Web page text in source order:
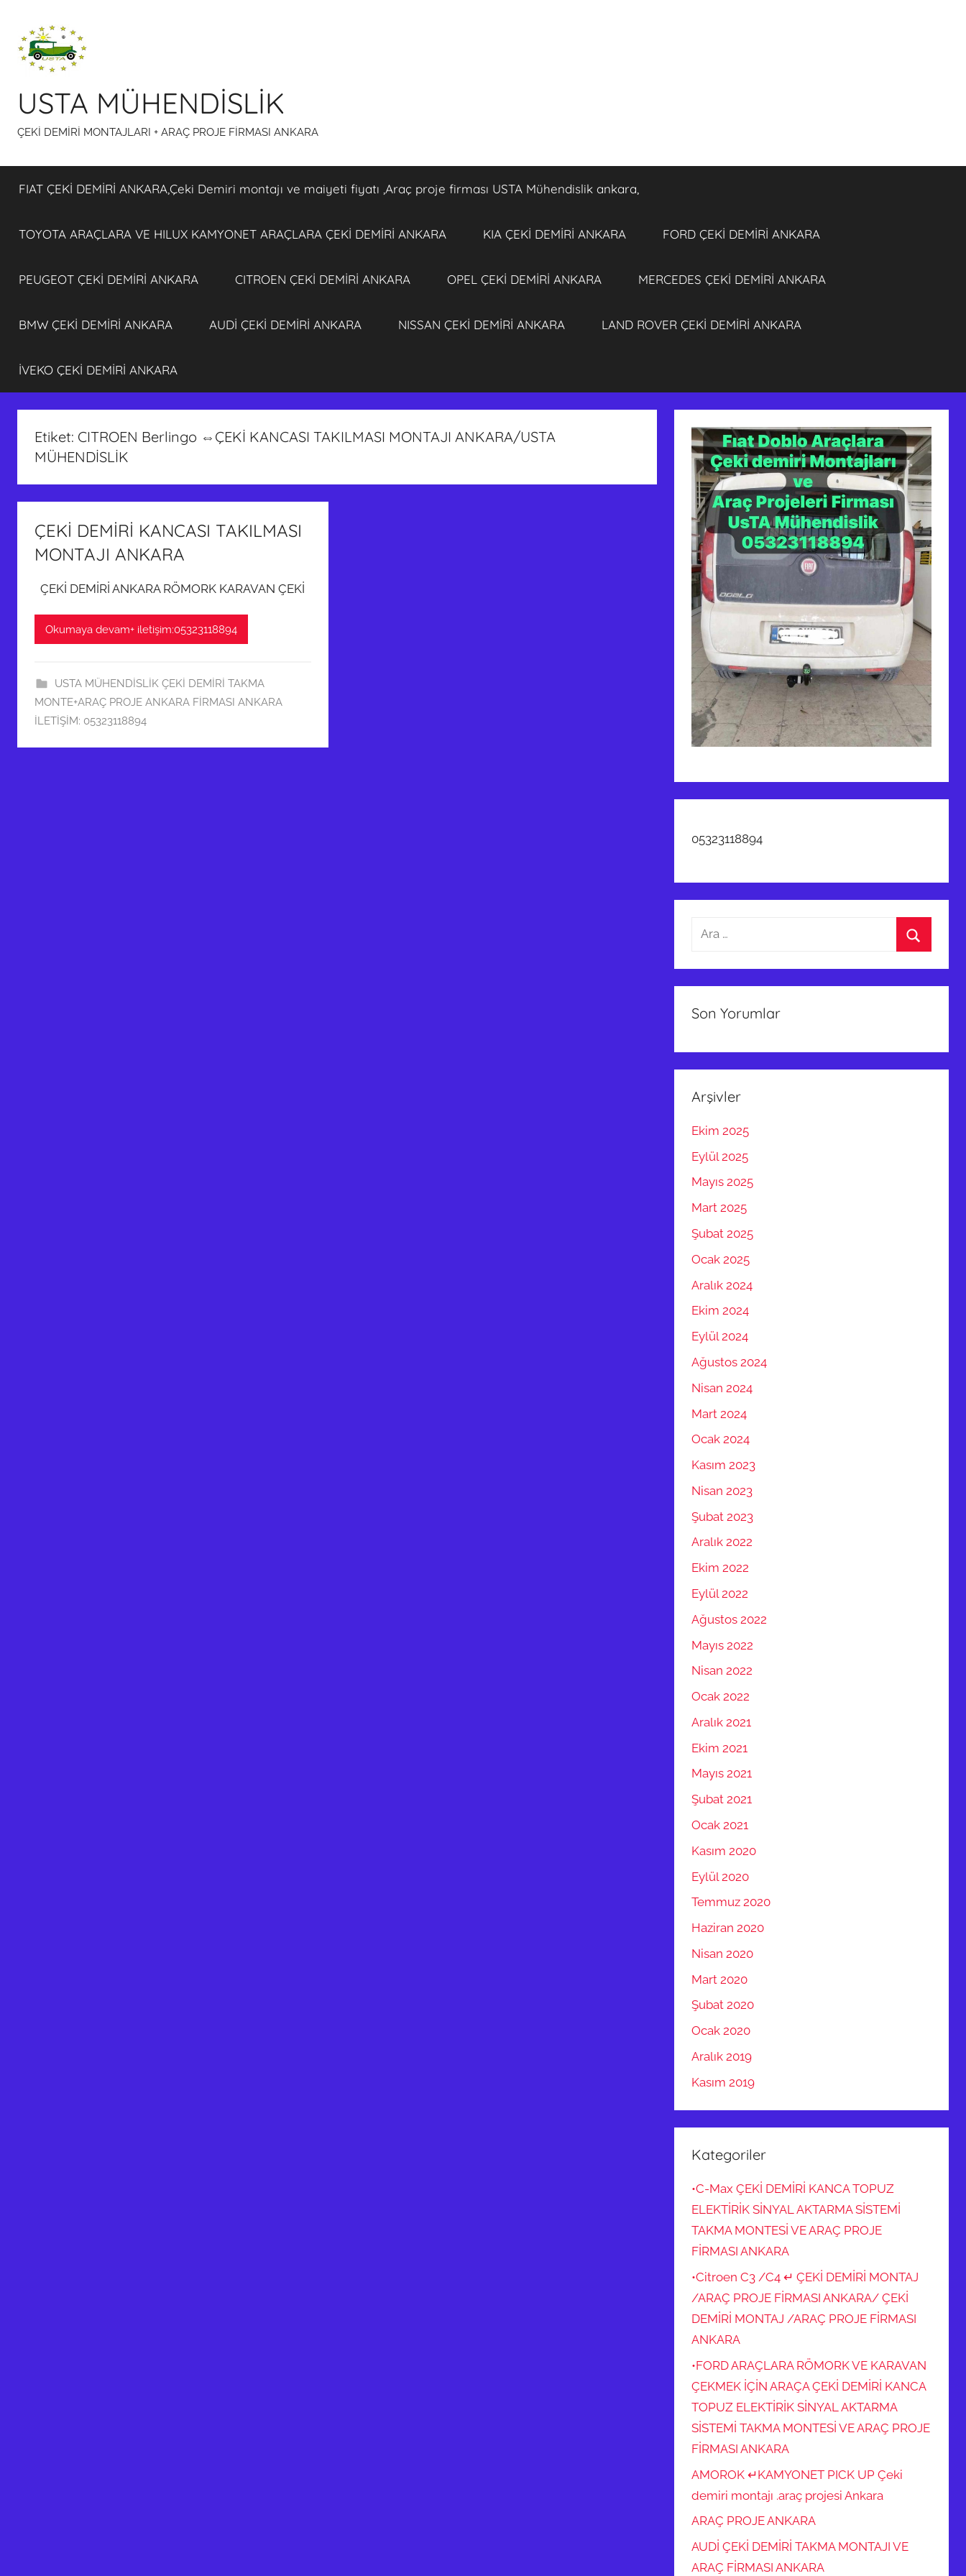
USTA MÜHENDİSLİK
ÇEKİ DEMİRİ MONTAJLARI + ARAÇ PROJE FİRMASI ANKARA
FIAT ÇEKİ DEMİRİ ANKARA,Çeki Demiri montajı ve maiyeti fiyatı ,Araç proje firması USTA Mühendislik ankara,
TOYOTA ARAÇLARA VE HILUX KAMYONET ARAÇLARA ÇEKİ DEMİRİ ANKARA KIA ÇEKİ DEMİRİ ANKARA FORD ÇEKİ DEMİRİ ANKARA
PEUGEOT ÇEKİ DEMİRİ ANKARA CITROEN ÇEKİ DEMİRİ ANKARA OPEL ÇEKİ DEMİRİ ANKARA MERCEDES ÇEKİ DEMİRİ ANKARA
BMW ÇEKİ DEMİRİ ANKARA AUDİ ÇEKİ DEMİRİ ANKARA NISSAN ÇEKİ DEMİRİ ANKARA LAND ROVER ÇEKİ DEMİRİ ANKARA
İVEKO ÇEKİ DEMİRİ ANKARA
Etiket: CITROEN Berlingo ⇔ÇEKİ KANCASI TAKILMASI MONTAJI ANKARA/USTA
MÜHENDİSLİK
ÇEKİ DEMİRİ KANCASI TAKILMASI
MONTAJI ANKARA
ÇEKİ DEMİRİ ANKARA RÖMORK KARAVAN ÇEKİ
Okumaya devam+ iletişim:05323118894
USTA MÜHENDİSLİK ÇEKİ DEMİRİ TAKMA
MONTE+ARAÇ PROJE ANKARA FİRMASI ANKARA
İLETİŞİM: 05323118894
05323118894
Arama:
Son Yorumlar
Arşivler
Ekim 2025
Eylül 2025
Mayıs 2025
Mart 2025
Şubat 2025
Ocak 2025
Aralık 2024
Ekim 2024
Eylül 2024
Ağustos 2024
Nisan 2024
Mart 2024
Ocak 2024
Kasım 2023
Nisan 2023
Şubat 2023
Aralık 2022
Ekim 2022
Eylül 2022
Ağustos 2022
Mayıs 2022
Nisan 2022
Ocak 2022
Aralık 2021
Ekim 2021
Mayıs 2021
Şubat 2021
Ocak 2021
Kasım 2020
Eylül 2020
Temmuz 2020
Haziran 2020
Nisan 2020
Mart 2020
Şubat 2020
Ocak 2020
Aralık 2019
Kasım 2019
Kategoriler
•C-Max ÇEKİ DEMİRİ KANCA TOPUZ
ELEKTİRİK SİNYAL AKTARMA SİSTEMİ
TAKMA MONTESİ VE ARAÇ PROJE
FİRMASI ANKARA
•Citroen C3 /C4 ↵ ÇEKİ DEMİRİ MONTAJ
/ARAÇ PROJE FİRMASI ANKARA/ ÇEKİ
DEMİRİ MONTAJ /ARAÇ PROJE FİRMASI
ANKARA
•FORD ARAÇLARA RÖMORK VE KARAVAN
ÇEKMEK İÇİN ARAÇA ÇEKİ DEMİRİ KANCA
TOPUZ ELEKTİRİK SİNYAL AKTARMA
SİSTEMİ TAKMA MONTESİ VE ARAÇ PROJE
FİRMASI ANKARA
AMOROK ↵KAMYONET PICK UP Çeki
demiri montajı .araç projesi Ankara
ARAÇ PROJE ANKARA
AUDİ ÇEKİ DEMİRİ TAKMA MONTAJI VE
ARAÇ FİRMASI ANKARA